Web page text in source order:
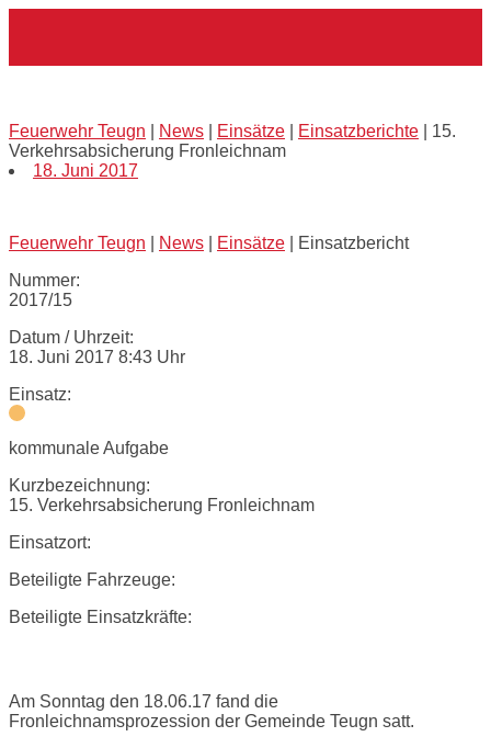
Feuerwehr Teugn News Einsätze Einsatzberichte
15.
Verkehrsabsicherung Fronleichnam
18. Juni 2017
Feuerwehr Teugn News Einsätze
Einsatzbericht
Nummer:
2017/15
Datum / Uhrzeit:
18. Juni 2017 8:43 Uhr
Einsatz:
kommunale Aufgabe
Kurzbezeichnung:
15. Verkehrsabsicherung Fronleichnam
Einsatzort:
Beteiligte Fahrzeuge:
Beteiligte Einsatzkräfte:
Am Sonntag den 18.06.17 fand die
Fronleichnamsprozession der Gemeinde Teugn satt.